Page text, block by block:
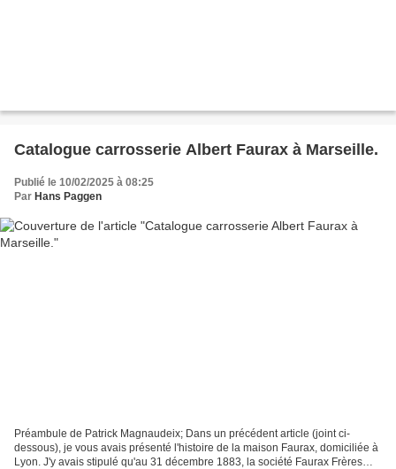
Catalogue carrosserie Albert Faurax à Marseille.
Publié le 10/02/2025 à 08:25
Par Hans Paggen
Préambule de Patrick Magnaudeix; Dans un précédent article (joint ci-
dessous), je vous avais présenté l'histoire de la maison Faurax, domiciliée à
Lyon. J'y avais stipulé qu'au 31 décembre 1883, la société Faurax Frères